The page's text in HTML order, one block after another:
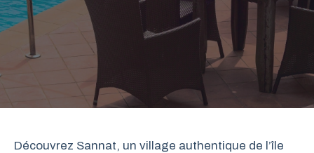
Découvrez Sannat, un village authentique de l’île